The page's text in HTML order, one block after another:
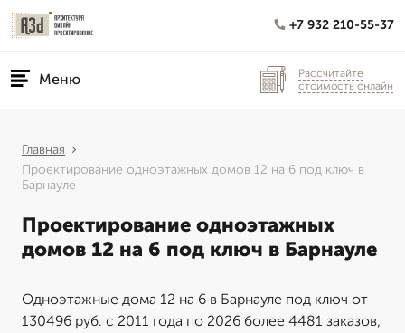
+7 932 210-55-37
Меню
Рассчитайте
стоимость онлайн
Главная
Проектирование одноэтажных домов 12 на 6 под ключ в
Барнауле
Проектирование одноэтажных
домов 12 на 6 под ключ в Барнауле
Одноэтажные дома 12 на 6 в Барнауле под ключ от
130496 руб. с 2011 года по 2026 более 4481 заказов,